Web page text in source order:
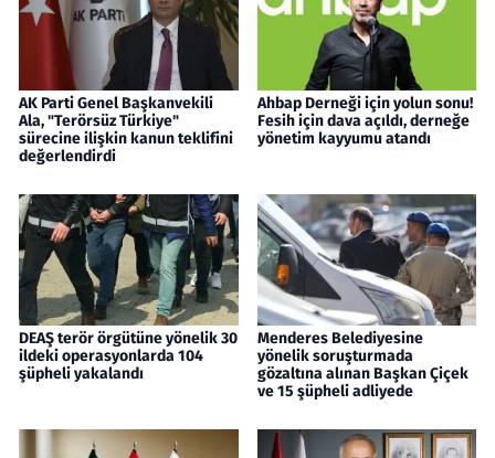
AK Parti Genel Başkanvekili
Ala, "Terörsüz Türkiye"
sürecine ilişkin kanun teklifini
değerlendirdi
Ahbap Derneği için yolun sonu!
Fesih için dava açıldı, derneğe
yönetim kayyumu atandı
DEAŞ terör örgütüne yönelik 30
ildeki operasyonlarda 104
şüpheli yakalandı
Menderes Belediyesine
yönelik soruşturmada
gözaltına alınan Başkan Çiçek
ve 15 şüpheli adliyede